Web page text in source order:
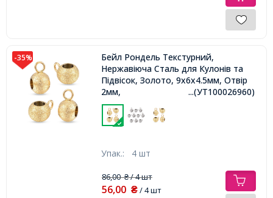
-35%
Бейл Рондель Текстурний,
Нержавіюча Сталь для Кулонів та
Підвісок, Золото, 9х6х4.5мм, Отвір
2мм,
...(УТ100026960)
Упак.: 4 шт
86,00₴/ 4 шт
56,00 ₴/ 4 шт